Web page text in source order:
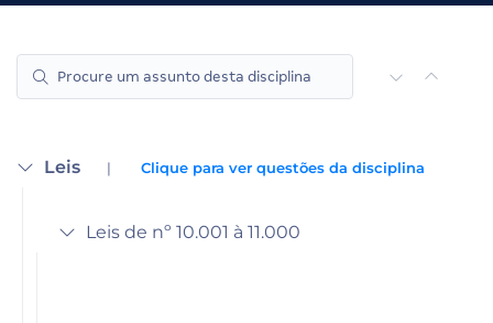
Leis | Clique para ver questões da disciplina
Leis de nº 10.001 à 11.000